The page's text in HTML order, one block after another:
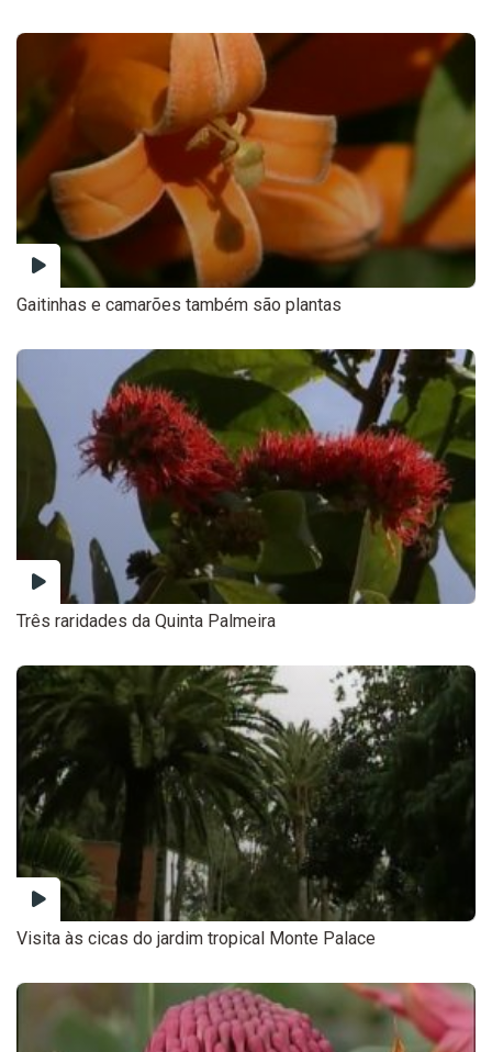
Gaitinhas e camarões também são plantas
Três raridades da Quinta Palmeira
Visita às cicas do jardim tropical Monte Palace